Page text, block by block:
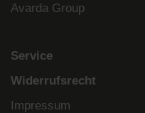
Avarda Group
Service
Widerrufsrecht
Impressum